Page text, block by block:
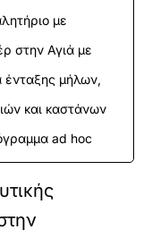
με
στην Αγιά με
ένταξης μήλων,
και καστάνων
ad hoc